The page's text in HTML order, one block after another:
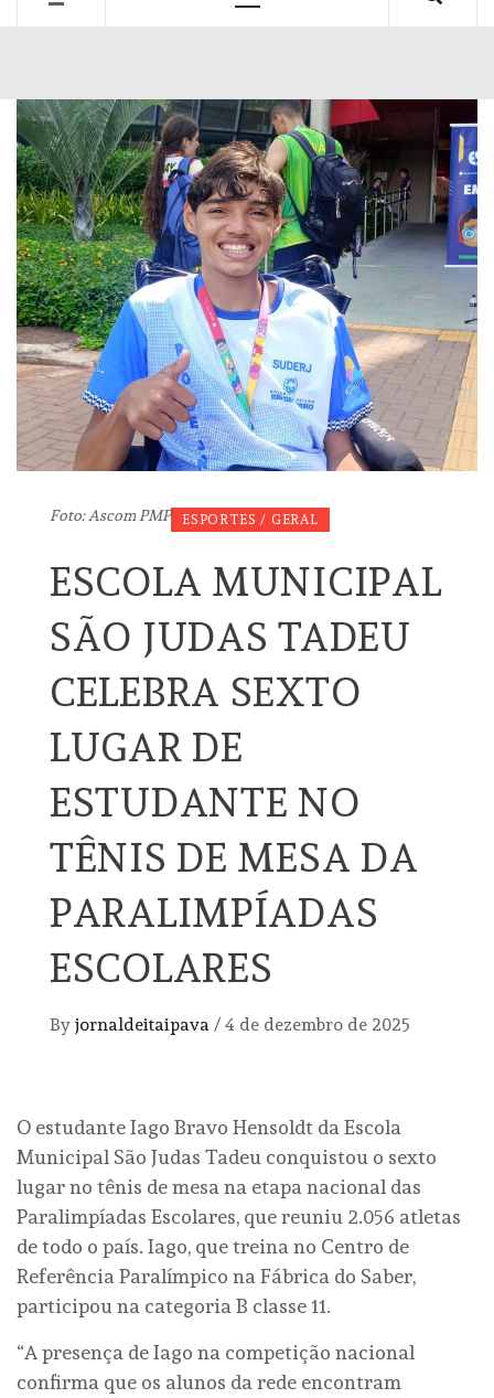
Foto: Ascom PMP ESPORTES / GERAL
ESCOLA MUNICIPAL
SÃO JUDAS TADEU
CELEBRA SEXTO
LUGAR DE
ESTUDANTE NO
TÊNIS DE MESA DA
PARALIMPÍADAS
ESCOLARES
By jornaldeitaipava / 4 de dezembro de 2025
O estudante Iago Bravo Hensoldt da Escola
Municipal São Judas Tadeu conquistou o sexto
lugar no tênis de mesa na etapa nacional das
Paralimpíadas Escolares, que reuniu 2.056 atletas
de todo o país. Iago, que treina no Centro de
Referência Paralímpico na Fábrica do Saber,
participou na categoria B classe 11.
“A presença de Iago na competição nacional
confirma que os alunos da rede encontram